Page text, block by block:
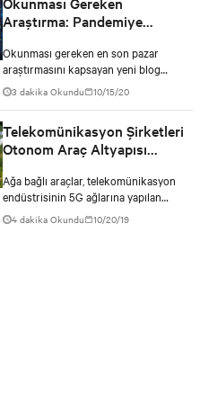
Araştırma: Pandemiye
Dayanıklı Veri Merkezleri
Gelecek için Umut Sunar
Okunması gereken en son pazar
araştırmasını kapsayan yeni blog
serisinin ilki, veri merkezi sektörünün
gelecekteki pandemiler için nasıl
raporudur.
3 dakika Okundu 10/15/20
Telekomünikasyon Şirketleri
Otonom Araç Altyapısı
Konusunda Yol Ayrımında
Ağa bağlı araçlar, telekomünikasyon
endüstrisinin 5G ağlarına yapılan
yoğun yatırımları telafi etmesine
yardımcı olan güçlü fırsatlardan biridir.
4 dakika Okundu 10/20/19